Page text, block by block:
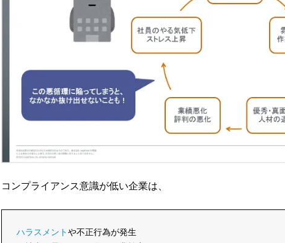
コンプライアンス意識が低い企業は、
ハラスメントや不正行為が発生